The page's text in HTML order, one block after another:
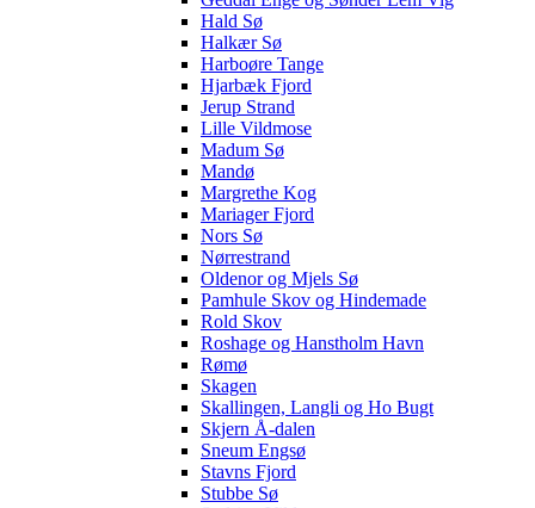
Hald Sø
Halkær Sø
Harboøre Tange
Hjarbæk Fjord
Jerup Strand
Lille Vildmose
Madum Sø
Mandø
Margrethe Kog
Mariager Fjord
Nors Sø
Nørrestrand
Oldenor og Mjels Sø
Pamhule Skov og Hindemade
Rold Skov
Roshage og Hanstholm Havn
Rømø
Skagen
Skallingen, Langli og Ho Bugt
Skjern Å-dalen
Sneum Engsø
Stavns Fjord
Stubbe Sø